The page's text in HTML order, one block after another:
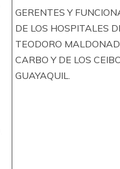
GERENTES Y
DE LOS HOSPITALES
TEODORO
CARBO Y DE LOS
GUAYAQUIL.